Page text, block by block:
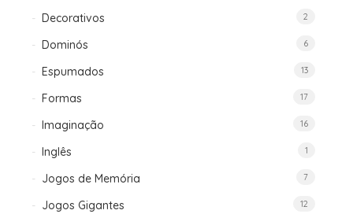
Decorativos 2
Dominós 6
Espumados 13
Formas 17
Imaginação 16
Inglês 1
Jogos de Memória 7
Jogos Gigantes 12